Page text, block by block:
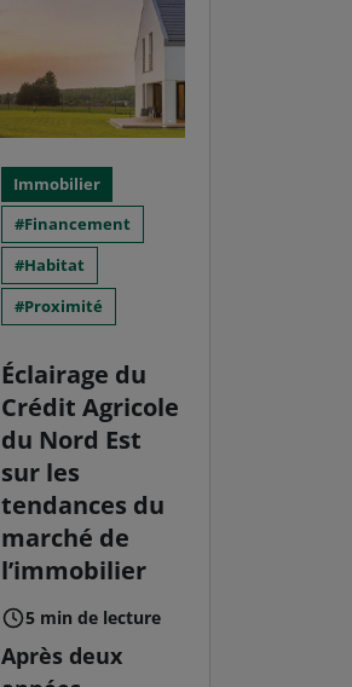
Immobilier
Financement
Habitat
Proximité
Éclairage du
Crédit Agricole
du Nord Est
sur les
tendances du
marché de
l’immobilier
5 min de lecture
Après deux